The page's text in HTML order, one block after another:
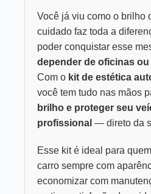
Você já viu como o brilho
cuidado faz toda a
poder conquistar esse
depender de oficinas
Com o kit de estética
você tem tudo nas mãos
brilho e proteger seu
profissional — direto da
Esse kit é ideal para
carro sempre com
economizar com